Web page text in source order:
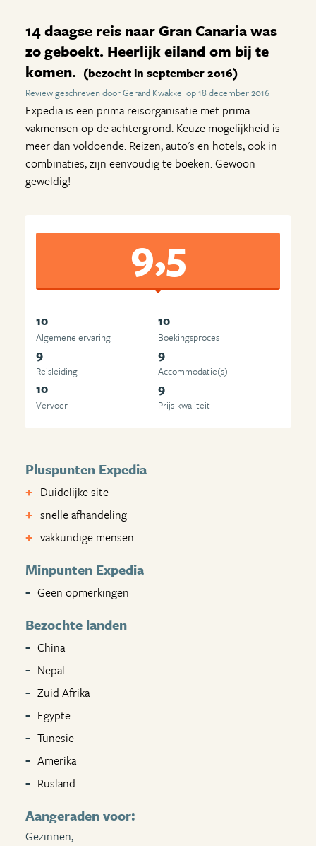
14 daagse reis naar Gran Canaria was
zo geboekt. Heerlijk eiland om bij te
komen. (bezocht in september 2016)
Review geschreven door Gerard Kwakkel op 18 december 2016
Expedia is een prima reisorganisatie met prima
vakmensen op de achtergrond. Keuze mogelijkheid is
meer dan voldoende. Reizen, auto's en hotels, ook in
combinaties, zijn eenvoudig te boeken. Gewoon
geweldig!
9,5
10
Algemene ervaring
10
Boekingsproces
9
Reisleiding
9
Accommodatie(s)
10
Vervoer
9
Prijs-kwaliteit
Pluspunten Expedia
Duidelijke site
snelle afhandeling
vakkundige mensen
Minpunten Expedia
Geen opmerkingen
Bezochte landen
China
Nepal
Zuid Afrika
Egypte
Tunesie
Amerika
Rusland
Aangeraden voor:
Gezinnen,